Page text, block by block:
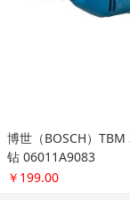
博世（BOSCH）
钻 06011A9083
￥199.00